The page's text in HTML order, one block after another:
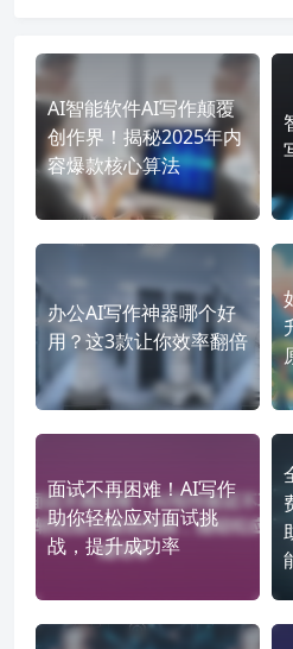
AI智能软件AI写作颠覆
创作界！揭秘2025年内
容爆款核心算法
办公AI写作神器哪个好
用？这3款让你效率翻倍
面试不再困难！AI写作
助你轻松应对面试挑
战，提升成功率